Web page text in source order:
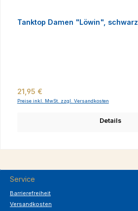
Tanktop Damen "Löwin", schwarz
Regulärer Preis:
21,95 €
Preise inkl. MwSt. zzgl. Versandkosten
Details
Service
Barrierefreiheit
Versandkosten